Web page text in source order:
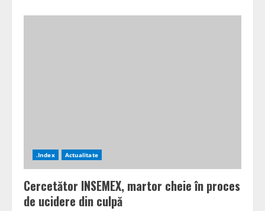
.Index Actualitate
Cercetător INSEMEX, martor cheie în proces
de ucidere din culpă